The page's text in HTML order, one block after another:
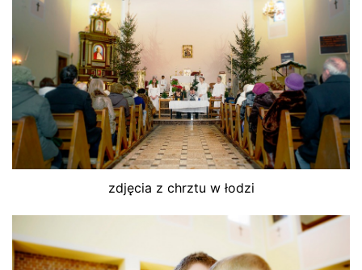
zdjęcia z chrztu w łodzi